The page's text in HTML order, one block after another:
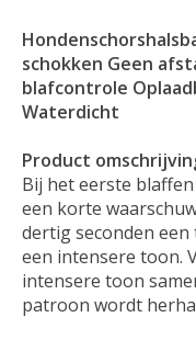
schokken Geen
blafcontrole
Waterdicht
Product
Bij het eerste
een korte
dertig seconden
een intensere toon.
intensere toon
patroon wordt